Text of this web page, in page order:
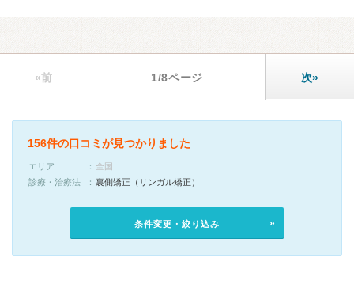
«前 1/8ページ 次»
156件の口コミが見つかりました
エリア
全国
診療・治療法
裏側矯正（リンガル矯正）
条件変更・絞り込み